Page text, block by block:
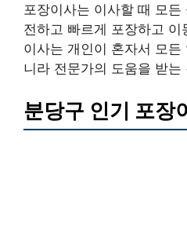
포장이사는 이사할 때 모
전하고 빠르게 포장하고
이사는 개인이 혼자서 모
니라 전문가의 도움을 받는
분당구 인기 포장